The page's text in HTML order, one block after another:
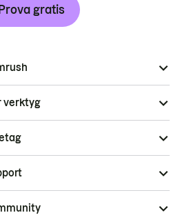
Prova gratis
verktyg